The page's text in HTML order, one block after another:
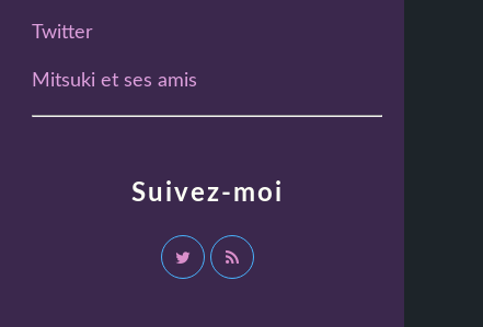
Suivez-moi
Twitter
Mitsuki et ses amis